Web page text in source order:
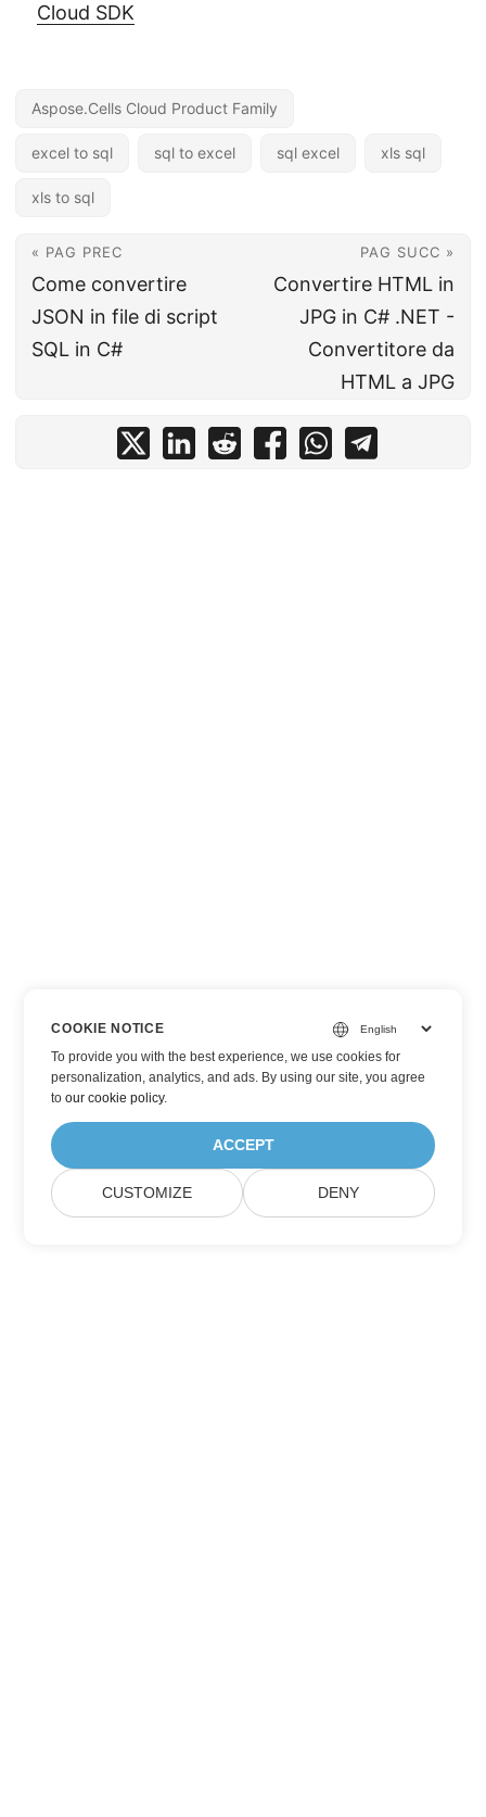
Cloud SDK
Aspose.Cells Cloud Product Family
excel to sql sql to excel sql excel xls sql
xls to sql
« PAG PREC
Come convertire
JSON in file di script
SQL in C#
PAG SUCC »
Convertire HTML in
JPG in C# .NET -
Convertitore da
HTML a JPG
COOKIE NOTICE
To provide you with the best experience, we use cookies for
personalization, analytics, and ads. By using our site, you agree
toour cookie policy.
ACCEPT
CUSTOMIZE DENY